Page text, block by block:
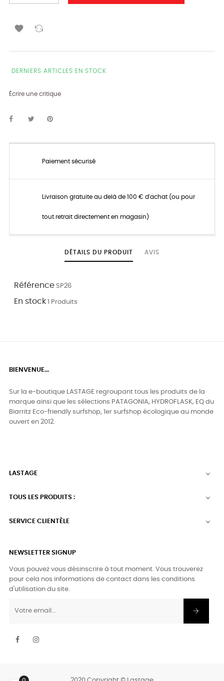

DERNIERS ARTICLES EN STOCK
Écrire une critique
Paiement sécurisé
Livraison gratuite au delà de 100 € d'achat (ou pour
tout retrait directement en magasin)
DÉTAILS DU PRODUIT AVIS
Référence SP26
En stock 1 Produits
BIENVENUE...
Sur la e-boutique LASTAGE regroupant tous les produits de la
marque ainsi que les sélections PATAGONIA, HYDROFLASK, EQ du
Biarritz Eco-friendly surfshop, 1er surfshop écologique au monde
ouvert en 2012.
LASTAGE 
TOUS LES PRODUITS : 
SERVICE CLIENTÈLE 
NEWSLETTER SIGNUP
Vous pouvez vous désinscrire à tout moment. Vous trouverez
pour cela nos informations de contact dans les conditions
d'utilisation du site.
Facebook